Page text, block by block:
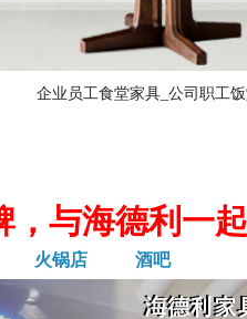
企业员工食堂家具_公司职工
，与海德利一
火锅店 酒吧